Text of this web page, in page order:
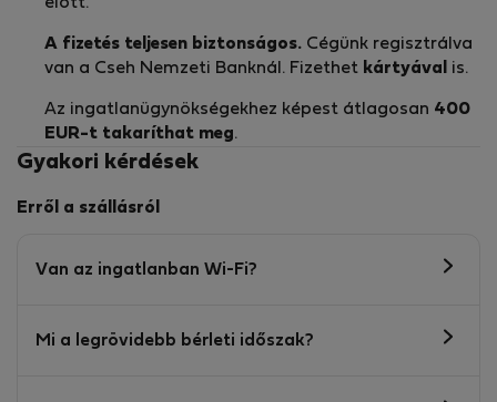
előtt.
A fizetés teljesen biztonságos. Cégünk regisztrálva
van a Cseh Nemzeti Banknál. Fizethet kártyával is.
Az ingatlanügynökségekhez képest átlagosan 400
EUR-t takaríthat meg.
Gyakori kérdések
Erről a szállásról
Van az ingatlanban Wi-Fi?
Mi a legrövidebb bérleti időszak?